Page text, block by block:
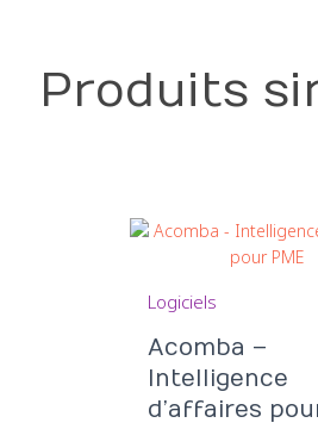
Produits
Logiciels
Acomba –
Intelligence
d’affaires